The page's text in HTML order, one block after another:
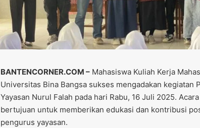
BANTENCORNER.COM –Mahasiswa Kuliah Kerja
Universitas Bina Bangsa sukses mengadakan kegiatan
Yayasan Nurul Falah pada hari Rabu, 16 Juli 2025.
bertujuan untuk memberikan edukasi dan kontribusi
pengurus yayasan.